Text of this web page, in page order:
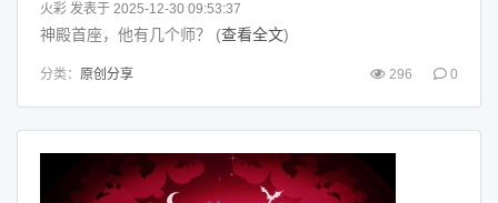
火彩 发表于 2025-12-30 09:53:37
神殿首座，他有几个师？ (查看全文)
分类： 原创分享 296 0